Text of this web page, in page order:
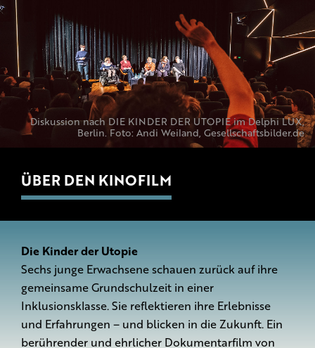
Diskussion nach DIE KINDER DER UTOPIE im Delphi LUX,
Berlin. Foto: Andi Weiland, Gesellschaftsbilder.de
ÜBER DEN KINOFILM
Die Kinder der Utopie
Sechs junge Erwachsene schauen zurück auf ihre
gemeinsame Grundschulzeit in einer
Inklusionsklasse. Sie reflektieren ihre Erlebnisse
und Erfahrungen – und blicken in die Zukunft. Ein
berührender und ehrlicher Dokumentarfilm von